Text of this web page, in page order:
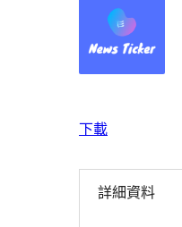
下載
詳細資料